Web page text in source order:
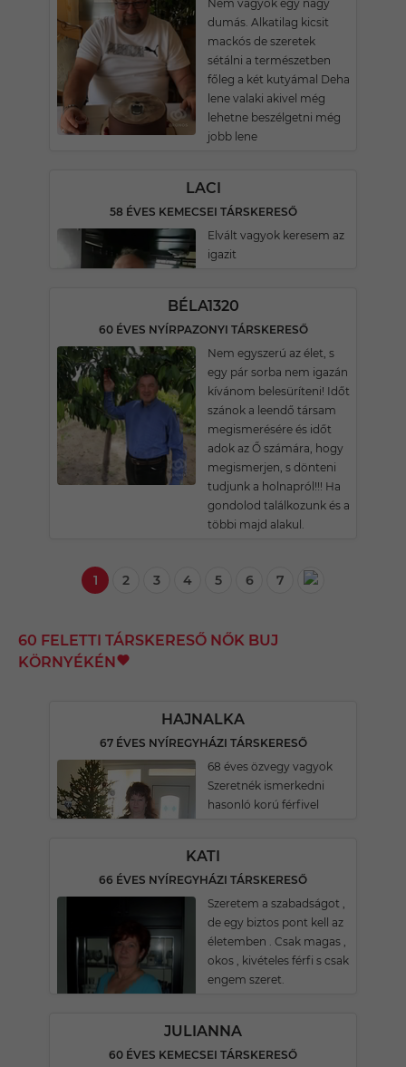
Nem vagyok egy nagy
dumás. Alkatilag kicsit
mackós de szeretek
sétálni a természetben
főleg a két kutyámal Deha
lene valaki akivel még
lehetne beszélgetni még
jobb lene
LACI
58 ÉVES KEMECSEI TÁRSKERESŐ
Elvált vagyok keresem az
igazit
BÉLA1320
60 ÉVES NYÍRPAZONYI TÁRSKERESŐ
Nem egyszerú az élet, s
egy pár sorba nem igazán
kívánom belesüríteni! Időt
szánok a leendő társam
megismerésére és időt
adok az Ő számára, hogy
megismerjen, s dönteni
tudjunk a holnapról!!! Ha
gondolod találkozunk és a
többi majd alakul.
1 2 3 4 5 6 7
60 FELETTI TÁRSKERESŐ NŐK BUJ
KÖRNYÉKÉN
HAJNALKA
67 ÉVES NYÍREGYHÁZI TÁRSKERESŐ
68 éves özvegy vagyok
Szeretnék ismerkedni
hasonló korú férfivel
KATI
66 ÉVES NYÍREGYHÁZI TÁRSKERESŐ
Szeretem a szabadságot ,
de egy biztos pont kell az
életemben . Csak magas ,
okos , kivételes férfi s csak
engem szeret.
JULIANNA
60 ÉVES KEMECSEI TÁRSKERESŐ